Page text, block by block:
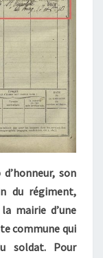
son
du régiment,
mairie d’une
commune qui
soldat. Pour